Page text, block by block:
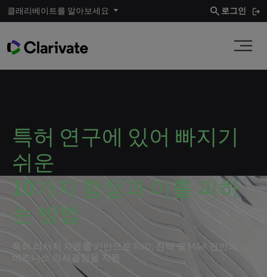
클래리베이트를 알아보세요 search 로그인
특허 연구에 있어 빠지기
쉬운
10가지 함정과 이를 피하
는 방법
특허 리서치 자료를 기반으로 R&D, 전략 및 M&A 전반의
비즈니스 의사결정을 지원